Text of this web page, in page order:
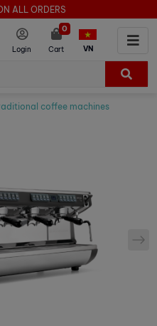
ALL ORDERS
Login Cart
0
VN
coffee machines